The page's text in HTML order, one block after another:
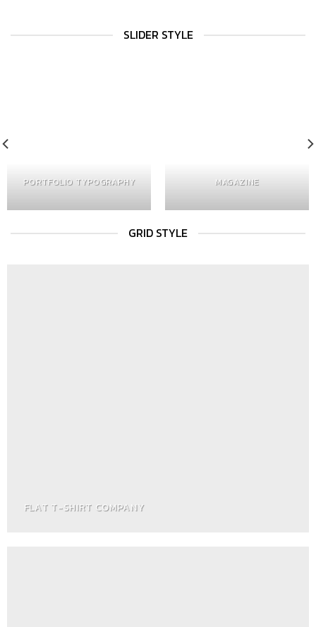
SLIDER STYLE
PORTFOLIO TYPOGRAPHY MAGAZINE
GRID STYLE
FLAT T-SHIRT COMPANY